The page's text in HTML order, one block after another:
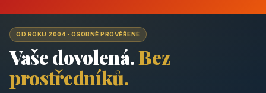
OD ROKU 2004 · OSOBNĚ PROVĚŘENÉ
Vaše dovolená.Bez
prostředníků.